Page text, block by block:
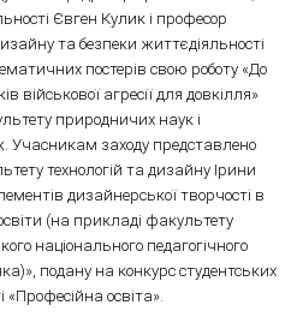
Євген Кулик і професор
та безпеки життєдіяльності
постерів свою роботу «До
військової агресії для довкілля»
природничих наук і
заходу представлено
технологій та дизайну Ірини
дизайнерської творчості в
(на прикладі факультету
національного педагогічного
подану на конкурс студентських
«Професійна освіта».